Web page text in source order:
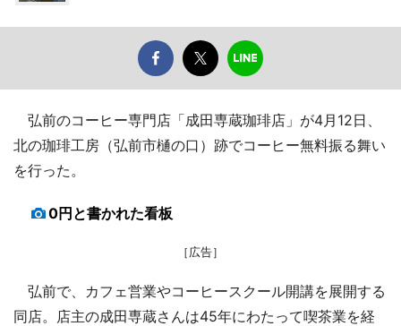
弘前のコーヒー専門店「成田専蔵珈琲店」が4月12日、
北の珈琲工房（弘前市樋の口）跡でコーヒー無料振る舞い
を行った。
0円と書かれた看板
［広告］
弘前で、カフェ営業やコーヒースクール開講を展開する
同店。店主の成田専蔵さんは45年にわたって喫茶業を経